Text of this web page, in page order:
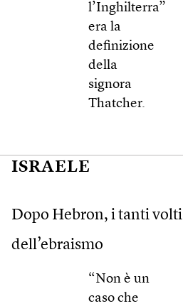
l’Inghilterra”
era la
definizione
della
signora
Thatcher.
ISRAELE
Dopo Hebron, i tanti volti
dell’ebraismo
“Non è un
caso che